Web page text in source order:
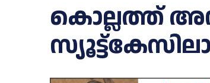
കൊല്ലത്ത്